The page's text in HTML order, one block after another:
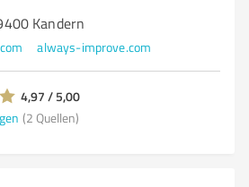
Kandern
always-improve.com
4,97 / 5,00
(2 Quellen)